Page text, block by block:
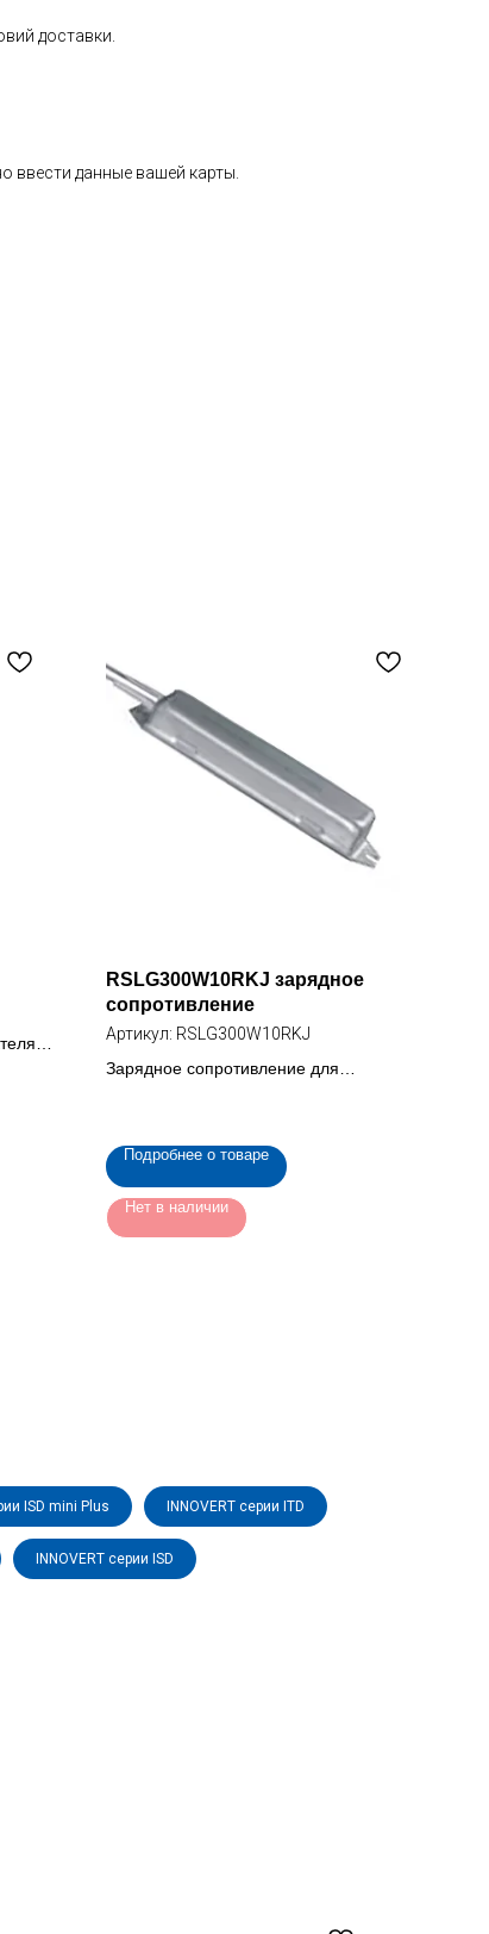
доставки.
ввести данные вашей карты.
RSLG300W10RKJ зарядное
сопротивление
Артикул: RSLG300W10RKJ
Зарядное сопротивление для
Подробнее о товаре
Нет в наличии
ISD mini Plus INNOVERT серии ITD
INNOVERT серии ISD